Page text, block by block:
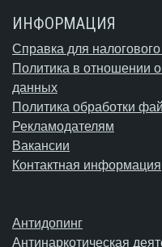
ИНФОРМАЦИЯ
Справка для
Политика в отношении
данных
Политика обработки
Рекламодателям
Вакансии
Контактная информация
Антидопинг
Антинаркотическая